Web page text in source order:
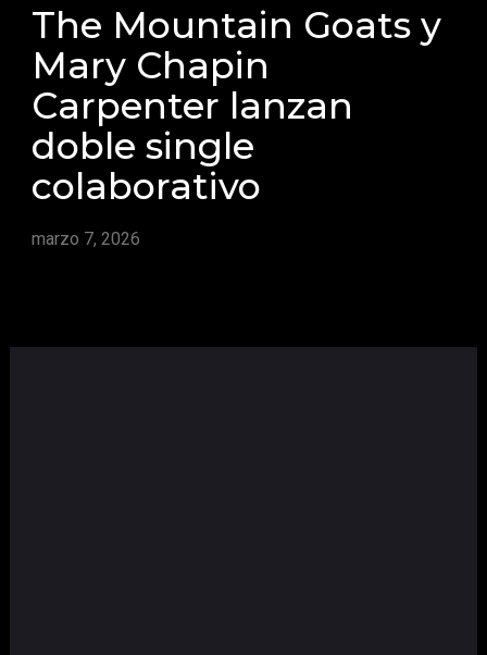
The Mountain Goats y
Mary Chapin
Carpenter lanzan
doble single
colaborativo
marzo 7, 2026